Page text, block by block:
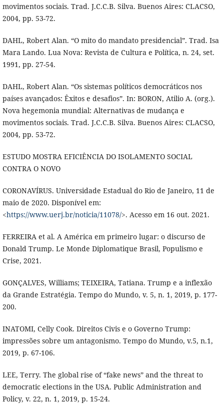
movimentos sociais. Trad. J.C.C.B. Silva. Buenos Aires: CLACSO,
2004, pp. 53-72.
DAHL, Robert Alan. “O mito do mandato presidencial”. Trad. Isa
Mara Lando. Lua Nova: Revista de Cultura e Política, n. 24, set.
1991, pp. 27-54.
DAHL, Robert Alan. “Os sistemas políticos democráticos nos
países avançados: Êxitos e desafios”. In: BORON, Atilio A. (org.).
Nova hegemonia mundial: Alternativas de mudança e
movimentos sociais. Trad. J.C.C.B. Silva. Buenos Aires: CLACSO,
2004, pp. 53-72.
ESTUDO MOSTRA EFICIÊNCIA DO ISOLAMENTO SOCIAL
CONTRA O NOVO
CORONAVÍRUS. Universidade Estadual do Rio de Janeiro, 11 de
maio de 2020. Disponível em:
<https://www.uerj.br/noticia/11078/>. Acesso em 16 out. 2021.
FERREIRA et al. A América em primeiro lugar: o discurso de
Donald Trump. Le Monde Diplomatique Brasil, Populismo e
Crise, 2021.
GONÇALVES, Williams; TEIXEIRA, Tatiana. Trump e a inflexão
da Grande Estratégia. Tempo do Mundo, v. 5, n. 1, 2019, p. 177-
200.
INATOMI, Celly Cook. Direitos Civis e o Governo Trump:
impressões sobre um antagonismo. Tempo do Mundo, v.5, n.1,
2019, p. 67-106.
LEE, Terry. The global rise of “fake news” and the threat to
democratic elections in the USA. Public Administration and
Policy, v. 22, n. 1, 2019, p. 15-24.